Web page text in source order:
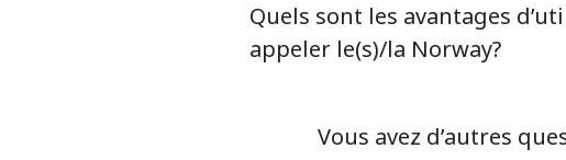
Ligne fixe ⁦29.5¢⁩
Niue
Quels sont les avantages
appeler le(s)/la Norway?
Vous avez d’autres